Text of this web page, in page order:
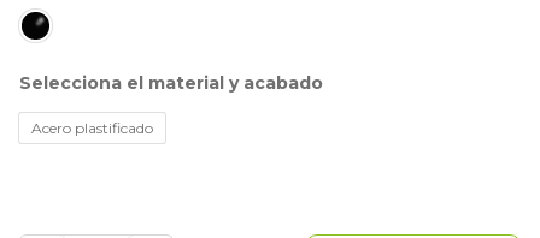
material y acabado
Acero plastificado